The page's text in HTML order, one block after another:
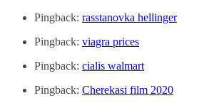
Pingback: rasstanovka hellinger
Pingback: viagra prices
Pingback: cialis walmart
Pingback: Cherekasi film 2020